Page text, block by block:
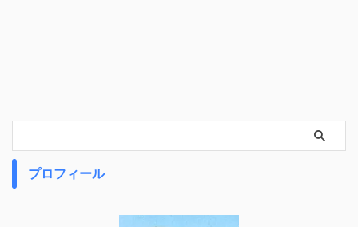
プロフィール